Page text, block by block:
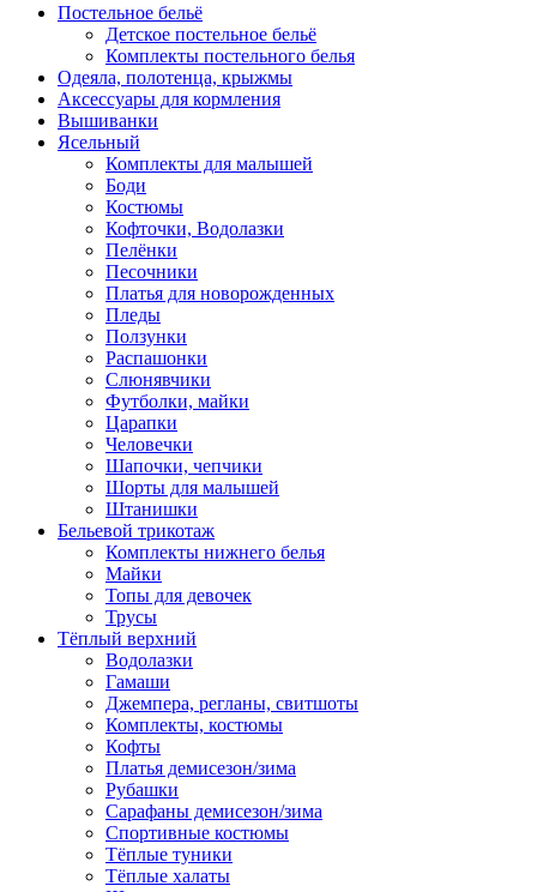
Постельное бельё
Детское постельное бельё
Комплекты постельного белья
Одеяла, полотенца, крыжмы
Аксессуары для кормления
Вышиванки
Ясельный
Комплекты для малышей
Боди
Костюмы
Кофточки, Водолазки
Пелёнки
Песочники
Платья для новорожденных
Пледы
Ползунки
Распашонки
Слюнявчики
Футболки, майки
Царапки
Человечки
Шапочки, чепчики
Шорты для малышей
Штанишки
Бельевой трикотаж
Комплекты нижнего белья
Майки
Топы для девочек
Трусы
Тёплый верхний
Водолазки
Гамаши
Джемпера, регланы, свитшоты
Комплекты, костюмы
Кофты
Платья демисезон/зима
Рубашки
Сарафаны демисезон/зима
Спортивные костюмы
Тёплые туники
Тёплые халаты